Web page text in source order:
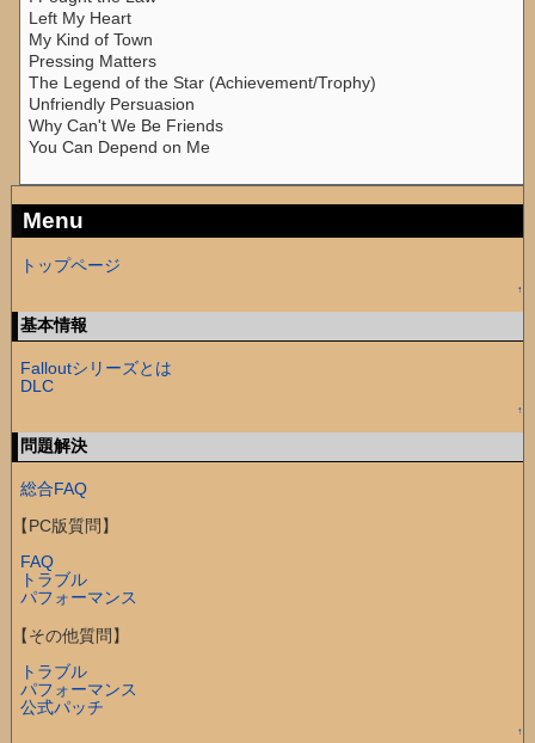
Left My Heart
My Kind of Town
Pressing Matters
The Legend of the Star (Achievement/Trophy)
Unfriendly Persuasion
Why Can't We Be Friends
You Can Depend on Me
Menu
トップページ
↑
基本情報
Falloutシリーズとは
DLC
↑
問題解決
総合FAQ
【PC版質問】
FAQ
トラブル
パフォーマンス
【その他質問】
トラブル
パフォーマンス
公式パッチ
↑